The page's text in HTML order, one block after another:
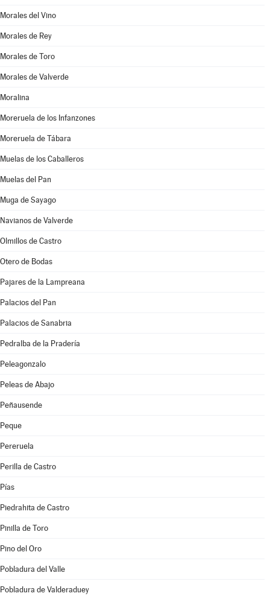
Morales del Vino
Morales de Rey
Morales de Toro
Morales de Valverde
Moralina
Moreruela de los Infanzones
Moreruela de Tábara
Muelas de los Caballeros
Muelas del Pan
Muga de Sayago
Navianos de Valverde
Olmillos de Castro
Otero de Bodas
Pajares de la Lampreana
Palacios del Pan
Palacios de Sanabria
Pedralba de la Pradería
Peleagonzalo
Peleas de Abajo
Peñausende
Peque
Pereruela
Perilla de Castro
Pías
Piedrahita de Castro
Pinilla de Toro
Pino del Oro
Pobladura del Valle
Pobladura de Valderaduey